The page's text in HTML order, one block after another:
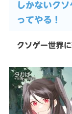
しかないク
ってやる！
クソゲー世界